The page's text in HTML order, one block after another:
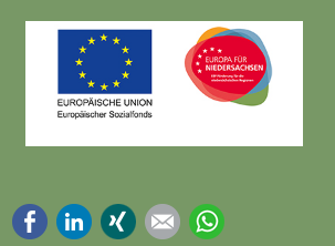
FacebookLinkedInXing E-mail